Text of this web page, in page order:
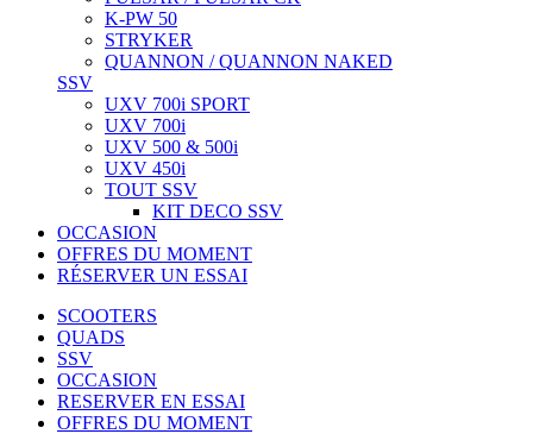
K-PW 50
STRYKER
QUANNON / QUANNON NAKED
SSV
UXV 700i SPORT
UXV 700i
UXV 500 & 500i
UXV 450i
TOUT SSV
KIT DECO SSV
OCCASION
OFFRES DU MOMENT
RÉSERVER UN ESSAI
SCOOTERS
QUADS
SSV
OCCASION
RESERVER EN ESSAI
OFFRES DU MOMENT